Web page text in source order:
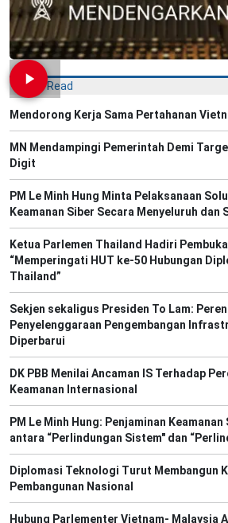
Most Read
Mendorong Kerja Sama Pertahanan
MN Mendampingi Pemerintah Demi
Digit
PM Le Minh Hung Minta Pelaksanaan
Keamanan Siber Secara Menyeluruh dan
Ketua Parlemen Thailand Hadiri
“Memperingati HUT ke-50 Hubungan
Thailand”
Sekjen sekaligus Presiden To Lam:
Penyelenggaraan Pengembangan
Diperbarui
DK PBB Menilai Ancaman IS Terhadap
Keamanan Internasional
PM Le Minh Hung: Penjaminan
antara “Perlindungan Sistem" dan
Diplomasi Teknologi Turut Membangun
Pembangunan Nasional
Hubung Parlementer Vietnam- Malaysia